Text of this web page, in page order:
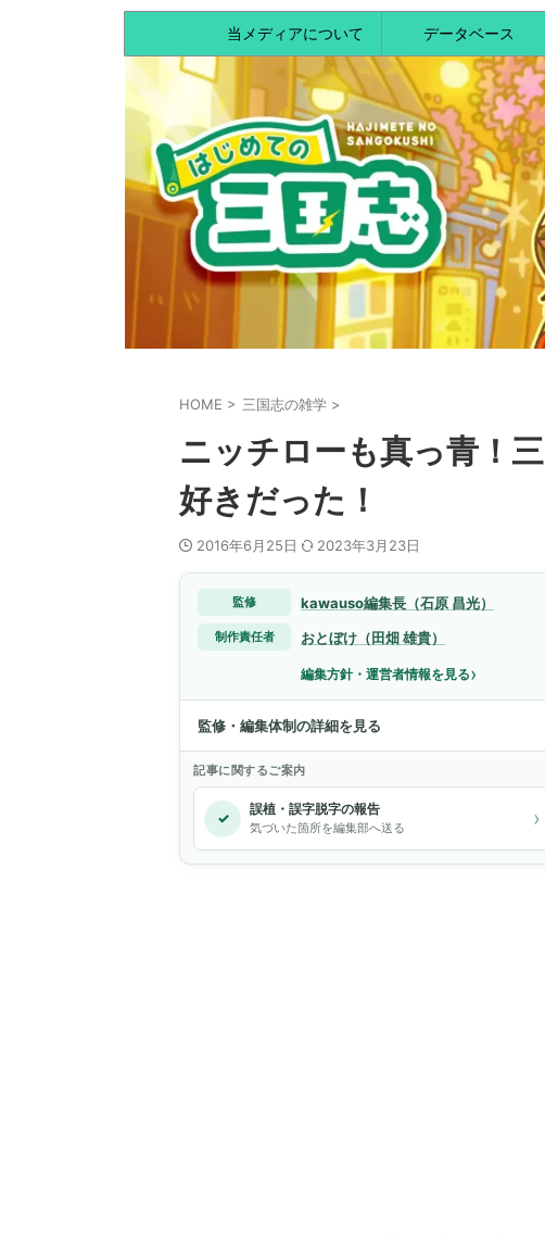
当メディアについて データベース
HOME > 三国志の雑学 >
ニッチローも真っ青！
好きだった！
2016年6月25日 2023年3月23日
監修 kawauso編集長（石原 昌光）
制作責任者 おとぼけ（田畑 雄貴）
編集方針・運営者情報を見る›
監修・編集体制の詳細を見る
記事に関するご案内
✓ 誤植・誤字脱字の報告
気づいた箇所を編集部へ送る ›